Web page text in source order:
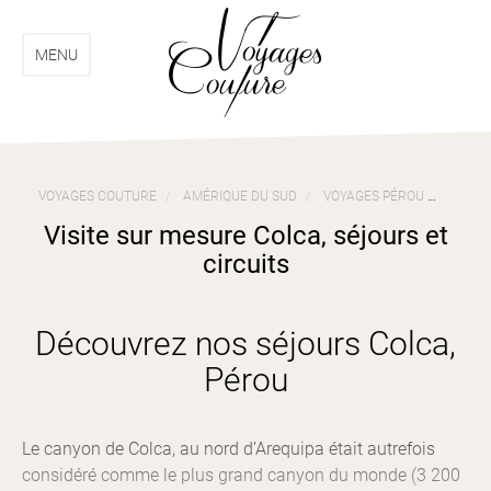
menu
contenuMENU
VOYAGES COUTURE AMÉRIQUE DU SUD VOYAGES PÉROU
Visite sur mesure Colca, séjours et
circuits
Découvrez nos séjours Colca,
Pérou
Le canyon de Colca, au nord d’Arequipa était autrefois
considéré comme le plus grand canyon du monde (3 200